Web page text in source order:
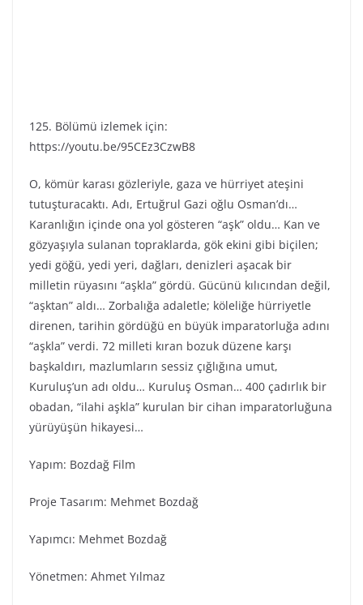
125. Bölümü izlemek için:
https://youtu.be/95CEz3CzwB8
O, kömür karası gözleriyle, gaza ve hürriyet ateşini
tutuşturacaktı. Adı, Ertuğrul Gazi oğlu Osman’dı…
Karanlığın içinde ona yol gösteren “aşk” oldu… Kan ve
gözyaşıyla sulanan topraklarda, gök ekini gibi biçilen;
yedi göğü, yedi yeri, dağları, denizleri aşacak bir
milletin rüyasını “aşkla” gördü. Gücünü kılıcından değil,
“aşktan” aldı… Zorbalığa adaletle; köleliğe hürriyetle
direnen, tarihin gördüğü en büyük imparatorluğa adını
“aşkla” verdi. 72 milleti kıran bozuk düzene karşı
başkaldırı, mazlumların sessiz çığlığına umut,
Kuruluş’un adı oldu… Kuruluş Osman… 400 çadırlık bir
obadan, “ilahi aşkla” kurulan bir cihan imparatorluğuna
yürüyüşün hikayesi…
Yapım: Bozdağ Fi̇lm
Proje Tasarım: Mehmet Bozdağ
Yapımcı: Mehmet Bozdağ
Yönetmen: Ahmet Yılmaz